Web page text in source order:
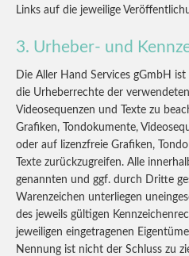
Links auf die jeweilige
3. Urheber- und
Die Aller Hand Services gGmbH
die Urheberrechte der
Videosequenzen und Texte zu
Grafiken, Tondokumente,
oder auf lizenzfreie Grafiken,
Texte zurückzugreifen. Alle
genannten und ggf. durch Dritte
Warenzeichen unterliegen
des jeweils gültigen
jeweiligen eingetragenen
Nennung ist nicht der Schluss zu